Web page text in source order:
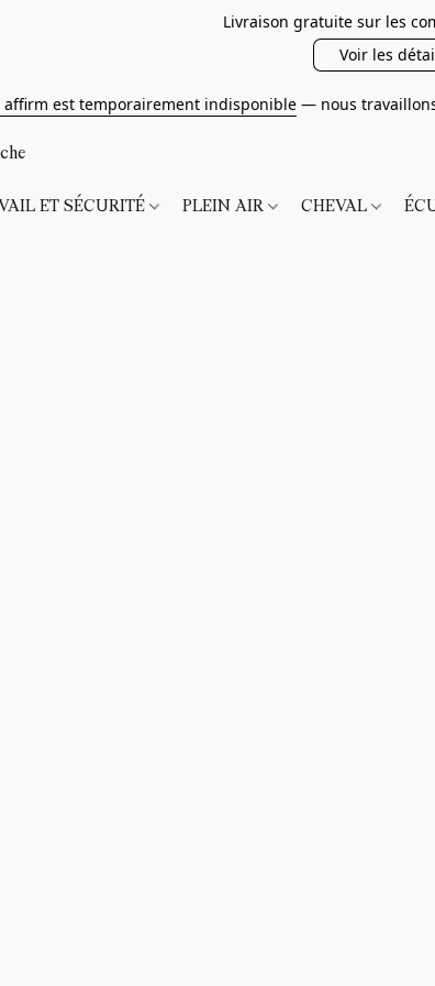
Livraison gratuite sur les
Voir les
affirm est temporairement indisponible — nous
ET SÉCURITÉ PLEIN AIR CHEVAL